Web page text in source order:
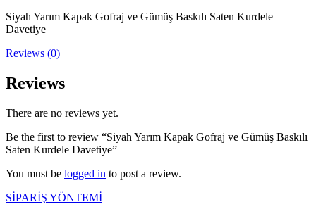
Siyah Yarım Kapak Gofraj ve Gümüş Baskılı Saten Kurdele
Davetiye
Reviews (0)
Reviews
There are no reviews yet.
Be the first to review “Siyah Yarım Kapak Gofraj ve Gümüş Baskılı
Saten Kurdele Davetiye”
You must be logged in to post a review.
SİPARİŞ YÖNTEMİ